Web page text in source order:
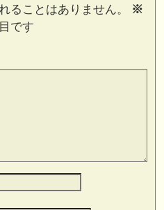
ることはありません。
※
です